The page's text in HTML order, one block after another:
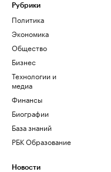
Рубрики
Политика
Экономика
Общество
Бизнес
Технологии и
медиа
Финансы
Биографии
База знаний
РБК Образование
Новости